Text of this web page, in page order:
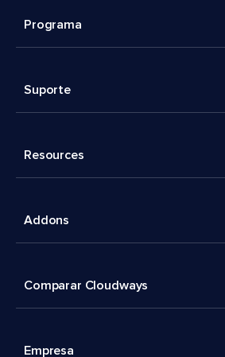
Programa
Suporte
Resources
Addons
Comparar Cloudways
Empresa